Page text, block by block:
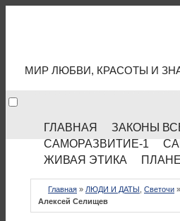
МИР ЛЮБВИ, КРАСОТЫ И
ГЛАВНАЯ ЗАКОНЫ
САМОРАЗВИТИЕ-1
ЖИВАЯ ЭТИКА
Главная » ЛЮДИ И ДАТЫ Светочи »
Алексей Селищев